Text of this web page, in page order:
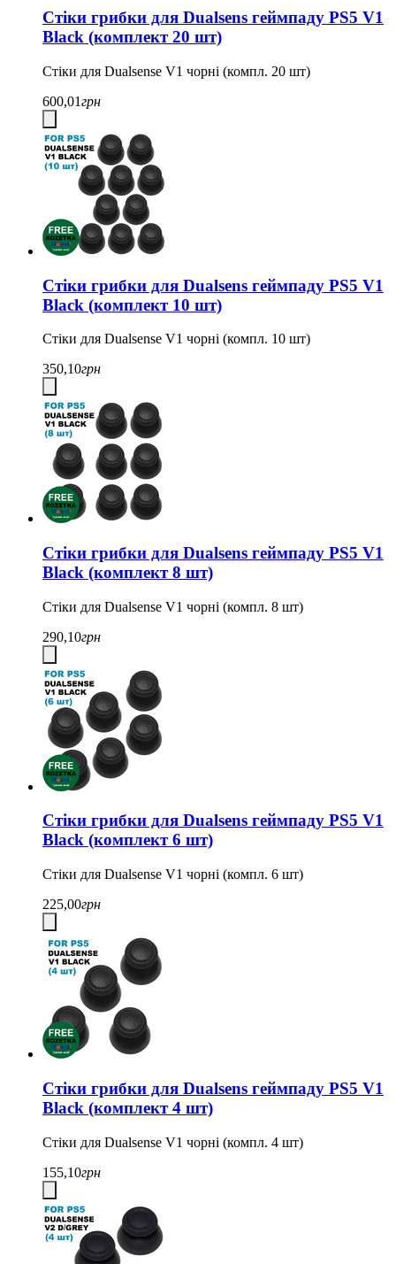
Стіки грибки для Dualsens геймпаду PS5 V1
Black (комплект 20 шт)
Стіки для Dualsense V1 чорні (компл. 20 шт)
600,01грн
Стіки грибки для Dualsens геймпаду PS5 V1
Black (комплект 10 шт)
Стіки для Dualsense V1 чорні (компл. 10 шт)
350,10грн
Стіки грибки для Dualsens геймпаду PS5 V1
Black (комплект 8 шт)
Стіки для Dualsense V1 чорні (компл. 8 шт)
290,10грн
Стіки грибки для Dualsens геймпаду PS5 V1
Black (комплект 6 шт)
Стіки для Dualsense V1 чорні (компл. 6 шт)
225,00грн
Стіки грибки для Dualsens геймпаду PS5 V1
Black (комплект 4 шт)
Стіки для Dualsense V1 чорні (компл. 4 шт)
155,10грн